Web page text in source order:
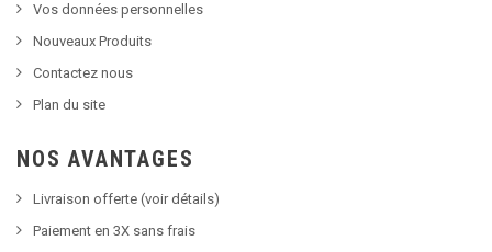
Vos données personnelles
Nouveaux Produits
Contactez nous
Plan du site
NOS AVANTAGES
Livraison offerte (voir détails)
Paiement en 3X sans frais